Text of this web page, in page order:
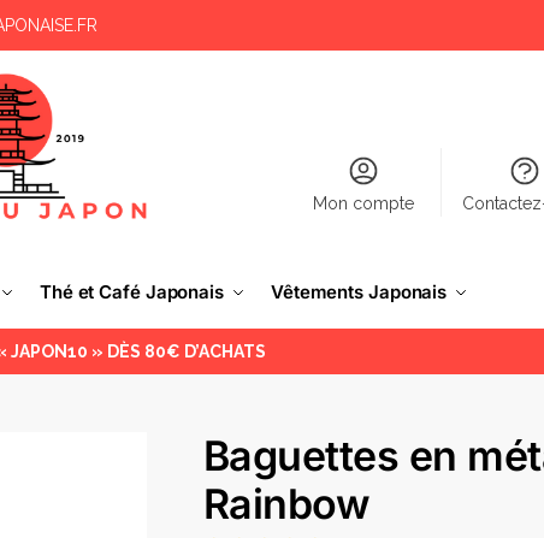
Mon compte
Thé et Café Japonais Vêtements Japonais
JAPON10 » DÈS 80€ D’ACHATS
Baguettes en
Rainbow